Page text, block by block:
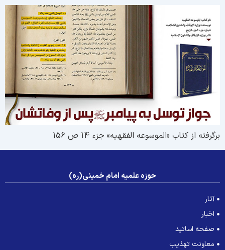
از کتاب «الموسوعه الفقهیه» جزء 14 ص 156
حوزه علمیه امام خمینی(ره)
آثار
اخبار
صفحه اساتید
معاونت تهذیب